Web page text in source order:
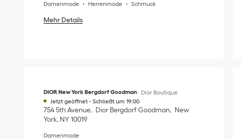
Damenmode Herrenmode Schmuck
Mehr Details
DIOR New York Bergdorf Goodman
Dior Boutique
Jetzt geöffnet - Schließt um 19:00
754 5th Avenue Dior Bergdorf Goodman
New
York, NY10019
Damenmode